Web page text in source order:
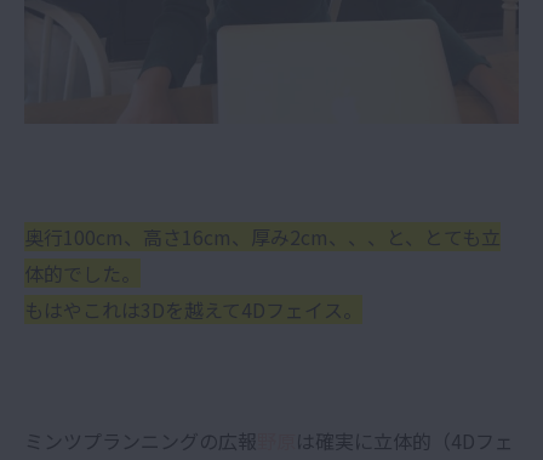
奥行100cm、高さ16cm、厚み2cm、、、と、とても立
体的でした。
もはやこれは3Dを越えて4Dフェイス。
ミンツプランニングの広報
は確実に立体的（4Dフェ